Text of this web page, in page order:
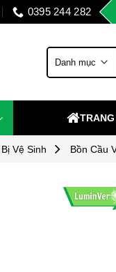
0395 244 282
Vệ Sinh Bồn Cầu